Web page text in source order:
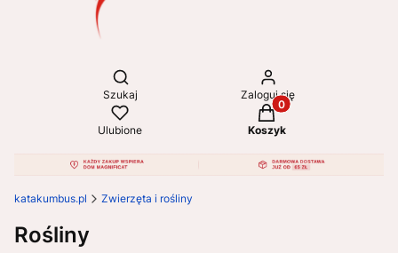
Otwórz wyszukiwarkę
Szukaj Zaloguj się
Ulubione
Produkty w koszyku:
Koszyk
katakumbus.pl Zwierzęta i rośliny
Rośliny